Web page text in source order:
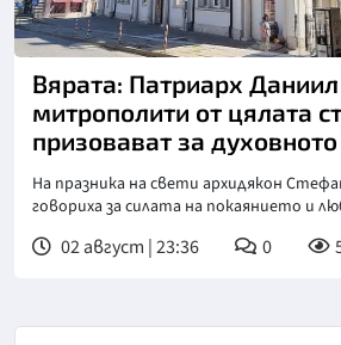
Вярата: Патриарх
митрополити от цялата
призовават за
На празника на свети архидякон
говориха за силата на покаянието и
02 август | 23:36 0